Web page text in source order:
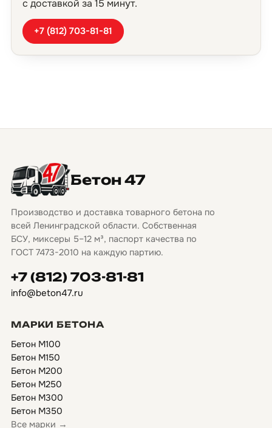
с доставкой за 15 минут.
+7 (812) 703-81-81
Бетон 47
Производство и доставка товарного бетона по
всей Ленинградской области. Собственная
БСУ, миксеры 5–12 м³, паспорт качества по
ГОСТ 7473-2010 на каждую партию.
+7 (812) 703-81-81
info@beton47.ru
МАРКИ БЕТОНА
Бетон М100
Бетон М150
Бетон М200
Бетон М250
Бетон М300
Бетон М350
Все марки →